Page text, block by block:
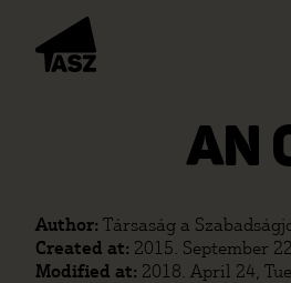
AN
Author: Társaság a
Created at: 2015. September
Modified at: 2018. April 24,